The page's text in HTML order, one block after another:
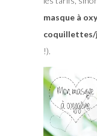
masque à
coquillettes/
!).